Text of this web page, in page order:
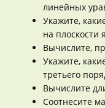
линейных
Укажите,
на
Вычислите,
Укажите,
третьего
Вычислите
Соотнесите